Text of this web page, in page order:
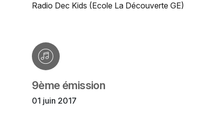
Radio Dec Kids (Ecole La Découverte GE)
9ème émission
01 juin 2017